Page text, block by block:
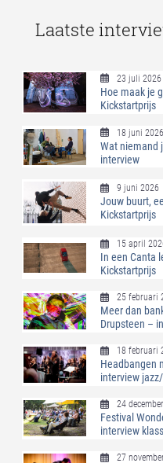
Laatste
23 juli 2026
Hoe maak je
Kickstartprijs
18 juni 2026
Wat niemand
interview
9 juni 2026
Jouw buurt,
Kickstartprijs
15 april
In een Canta
Kickstartprijs
25 februari
Meer dan
Drupsteen –
18 februari
Headbangen
interview
24
Festival
interview
27